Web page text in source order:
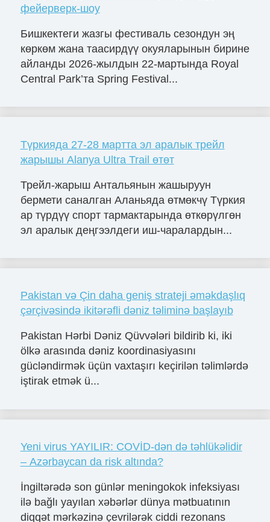
фейерверк-шоу
Бишкектеги жазгы фестиваль сезондун эң
көркөм жана таасирдүү окуяларынын бирине
айланды 2026-жылдын 22-мартында Royal
Central Park’та Spring Festival...
Түркияда 27-28 мартта эл аралык трейл
жарышы Alanya Ultra Trail өтөт
Трейл-жарыш Антальянын жашыруун
бермети саналган Аланьяда өтмөкчү Түркия
ар түрдүү спорт тармактарында өткөрүлгөн
эл аралык деңгээлдеги иш-чаралардын...
Pakistan və Çin daha geniş strateji əməkdaşlıq
çərçivəsində ikitərəfli dəniz təliminə başlayıb
Pakistan Hərbi Dəniz Qüvvələri bildirib ki, iki
ölkə arasında dəniz koordinasiyasını
gücləndirmək üçün vaxtaşırı keçirilən təlimlərdə
iştirak etmək ü...
Yeni virus YAYILIR: COVİD-dən də təhlükəlidir
– Azərbaycan da risk altında?
İngiltərədə son günlər meningokok infeksiyası
ilə bağlı yayılan xəbərlər dünya mətbuatının
diqqət mərkəzinə çevrilərək ciddi rezonans